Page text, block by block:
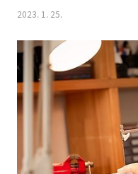
들고 있는데요. 사탕 한 알로
기를 만나볼까요? 수제 사탕
(BONBON)의 대표 김우솔
건강하고 맛있게 즐기는 사
한 연령대 분들이 저희 매장
인기가 많아요. 그래서, 장미
2023. 1. 25.